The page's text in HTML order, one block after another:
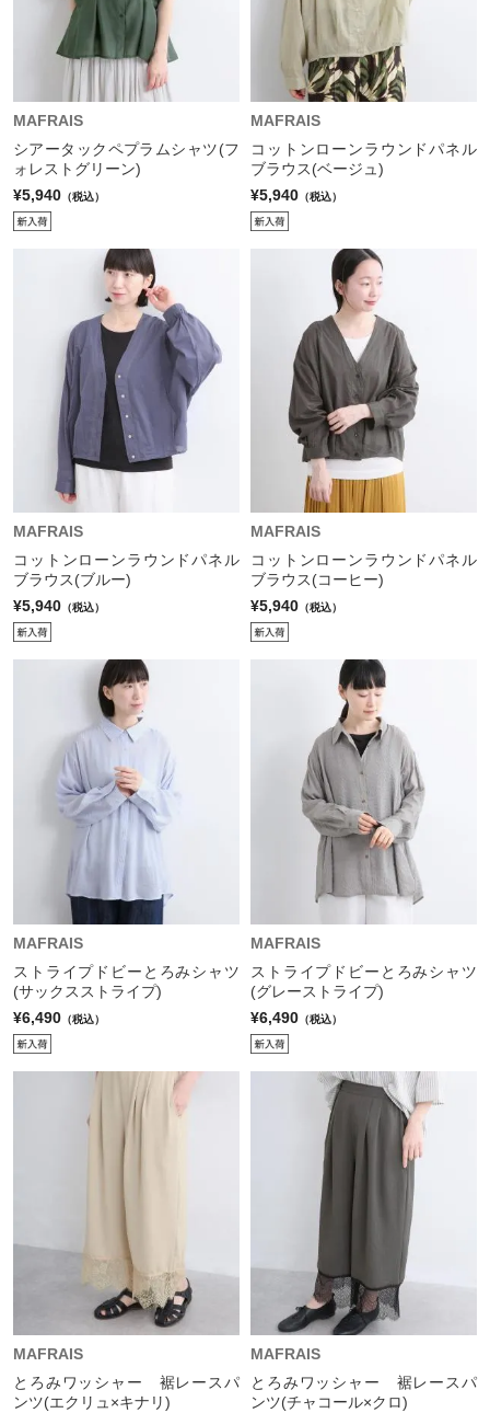
MAFRAIS
シアータックペプラムシャツ(フ
ォレストグリーン)
¥5,940 （税込）
MAFRAIS
コットンローンラウンドパネル
ブラウス(ベージュ)
¥5,940 （税込）
MAFRAIS
コットンローンラウンドパネル
ブラウス(ブルー)
¥5,940 （税込）
MAFRAIS
コットンローンラウンドパネル
ブラウス(コーヒー)
¥5,940 （税込）
MAFRAIS
ストライプドビーとろみシャツ
(サックスストライプ)
¥6,490 （税込）
MAFRAIS
ストライプドビーとろみシャツ
(グレーストライプ)
¥6,490 （税込）
MAFRAIS
とろみワッシャー 裾レースパ
ンツ(エクリュ×キナリ)
MAFRAIS
とろみワッシャー 裾レースパ
ンツ(チャコール×クロ)